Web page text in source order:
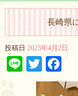
長崎県
投稿日 2023年4月2日
LineTwitter